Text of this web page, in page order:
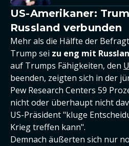
US-Amerikaner:
Russland verbunden
Mehr als die Hälfte der
Trump sei zu eng mit
auf Trumps Fähigkeiten, den
beenden, zeigten sich in der
Pew Research Centers 59
nicht oder überhaupt nicht
US-Präsident "kluge
Krieg treffen kann".
Demnach äußerten sich nur